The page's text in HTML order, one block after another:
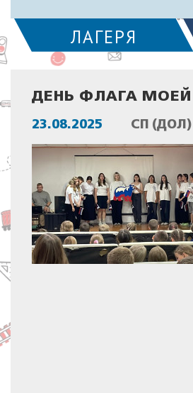
ЛАГЕРЯ
ДЕНЬ ФЛАГА
23.08.2025 СП (ДОЛ)